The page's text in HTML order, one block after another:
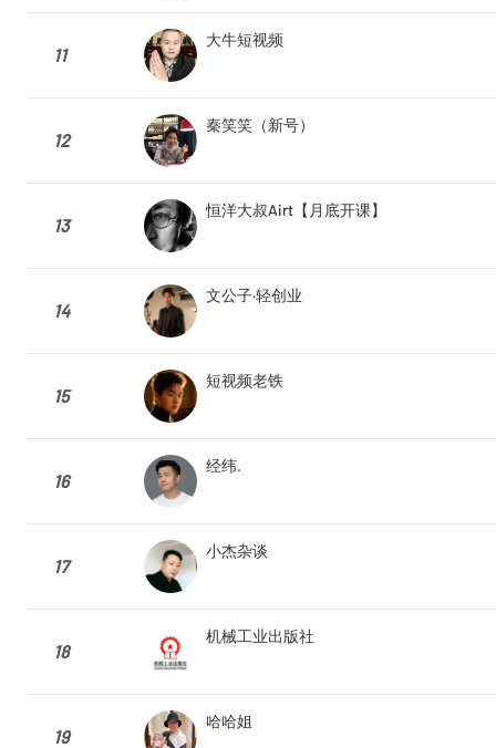
11
大牛短视频
12
秦笑笑（新号）
13
恒洋大叔Airt【月底开课】
14
文公子·轻创业
15
短视频老铁
16
经纬.
17
小杰杂谈
18
机械工业出版社
19
哈哈姐